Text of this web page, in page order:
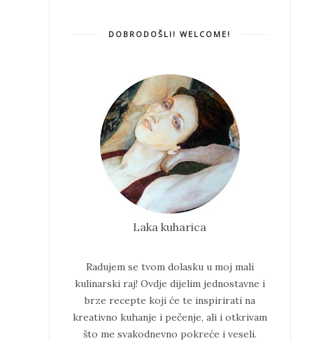
DOBRODOŠLI! WELCOME!
Laka kuharica
Radujem se tvom dolasku u moj mali
kulinarski raj! Ovdje dijelim jednostavne i
brze recepte koji će te inspirirati na
kreativno kuhanje i pečenje, ali i otkrivam
što me svakodnevno pokreće i veseli.